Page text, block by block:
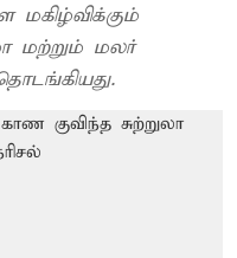
மகிழ்விக்கும்
மற்றும் மலர்